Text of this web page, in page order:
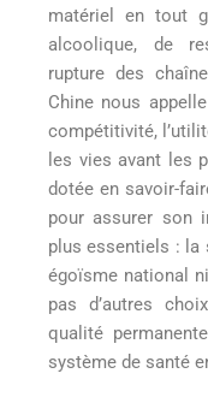
matériel en tout
alcoolique, de
rupture des
Chine nous
compétitivité,
les vies avant les
dotée en savoir-
pour assurer son
plus essentiels : la
égoïsme national
pas d’autres
qualité
système de santé